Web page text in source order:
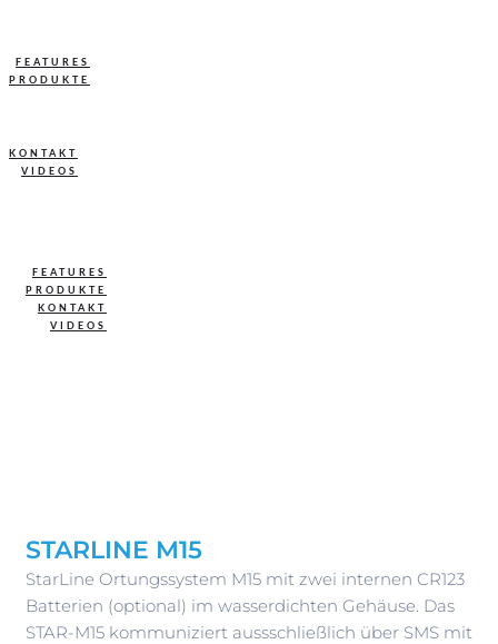
FEATURES
PRODUKTE
KONTAKT
VIDEOS
FEATURES
PRODUKTE
KONTAKT
VIDEOS
STARLINE M15
StarLine Ortungssystem M15 mit zwei internen CR123
Batterien (optional) im wasserdichten Gehäuse. Das
STAR-M15 kommuniziert aussschließlich über SMS mit